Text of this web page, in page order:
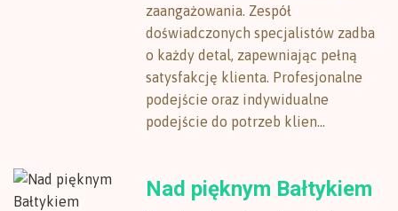
zaangażowania. Zespół
doświadczonych specjalistów zadba
o każdy detal, zapewniając pełną
satysfakcję klienta. Profesjonalne
podejście oraz indywidualne
podejście do potrzeb klien...
Nad pięknym Bałtykiem